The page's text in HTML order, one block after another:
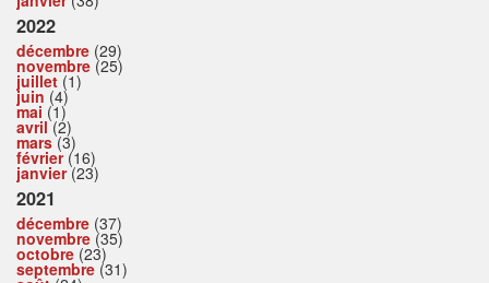
2022
décembre (29)
novembre (25)
juillet (1)
juin (4)
mai (1)
avril(2)
mars(3)
février(16)
janvier(23)
2021
décembre (37)
novembre (35)
octobre (23)
septembre (31)